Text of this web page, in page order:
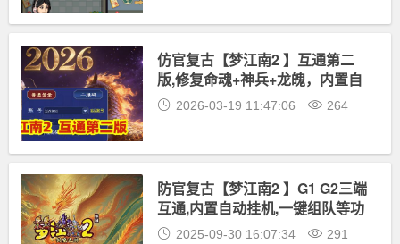
仿官复古【梦江南2 】互通第二
版,修复命魂+神兵+龙魄，内置自
动挂机,多开组队,带全套源码及外
2026-03-19 11:47:06 264
防官复古【梦江南2 】G1 G2三端
互通,内置自动挂机,一键组队等功
能,带全套源码及架设视频教程
2025-09-30 16:07:34 291